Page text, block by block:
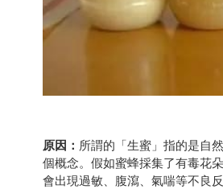
原因： 所謂的「生蜜」指的是自
個概念。假如蜜蜂採集了有毒花
會出現過敏、腹瀉、氣喘等不良反